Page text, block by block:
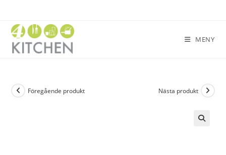
MENY
Föregående produkt Nästa produkt